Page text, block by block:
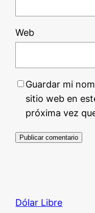
Web
Guardar mi
sitio web en
próxima vez
Dólar Libre